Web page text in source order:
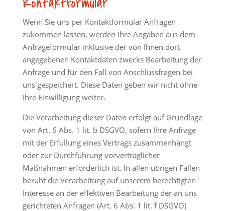
Wenn Sie uns per Kontaktformular Anfragen
zukommen lassen, werden Ihre Angaben aus dem
Anfrageformular inklusive der von Ihnen dort
angegebenen Kontaktdaten zwecks Bearbeitung der
Anfrage und für den Fall von Anschlussfragen bei
uns gespeichert. Diese Daten geben wir nicht ohne
Ihre Einwilligung weiter.
Die Verarbeitung dieser Daten erfolgt auf Grundlage
von Art. 6 Abs. 1 lit. b DSGVO, sofern Ihre Anfrage
mit der Erfüllung eines Vertrags zusammenhängt
oder zur Durchführung vorvertraglicher
Maßnahmen erforderlich ist. In allen übrigen Fällen
beruht die Verarbeitung auf unserem berechtigten
Interesse an der effektiven Bearbeitung der an uns
gerichteten Anfragen (Art. 6 Abs. 1 lit. f DSGVO)